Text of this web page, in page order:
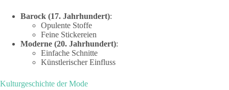
Barock (17. Jahrhundert):
Opulente Stoffe
Feine Stickereien
Moderne (20. Jahrhundert):
Einfache Schnitte
Künstlerischer Einfluss
Kulturgeschichte der Mode